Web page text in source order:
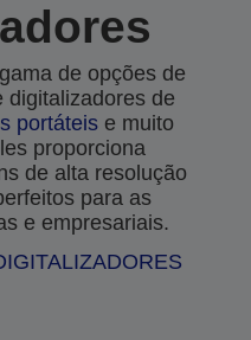
de opções de
digitalizadores de
portáteise muito
proporciona
de alta resolução
para as
e empresariais.